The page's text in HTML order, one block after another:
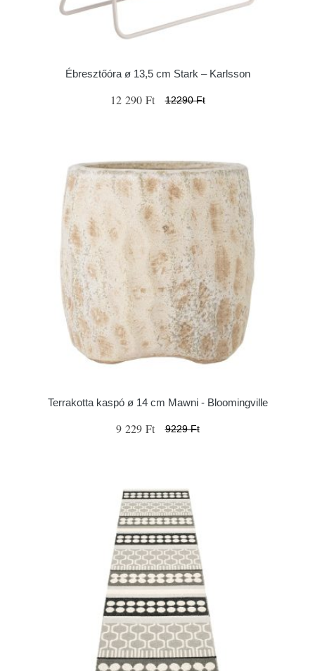
Ébresztőóra ø 13,5 cm Stark – Karlsson
12 290 Ft 12290 Ft
Terrakotta kaspó ø 14 cm Mawni - Bloomingville
9 229 Ft 9229 Ft